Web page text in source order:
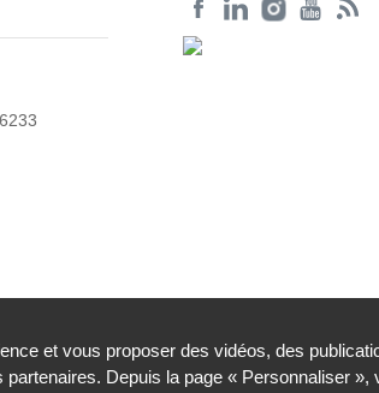
et vous proposer des vidéos, des
Depuis la page « Personnaliser
Contacts Plan du site